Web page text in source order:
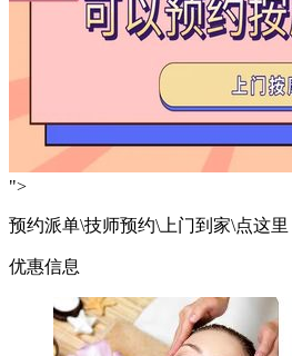
">
预约派单\技师预约\上门到家\点这里
优惠信息